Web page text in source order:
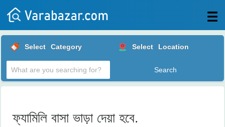
Posts
Login
Select Category Select Location
ফ্যামিলি বাসা ভাড়া দেয়া হবে.